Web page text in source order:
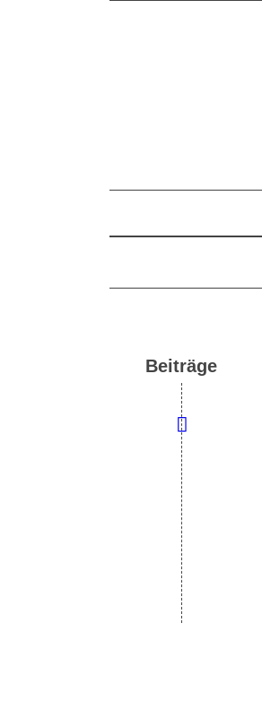
Beiträge